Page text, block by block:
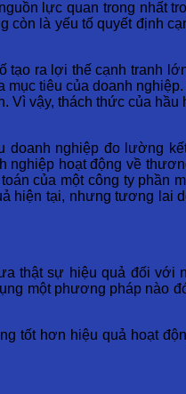
lực quan trong nhất
là yếu tố quyết định
tạo ra lợi thế cạnh tranh
tiêu của doanh
vậy, thách thức của
nghiệp đo lường
hoạt động về
của một công ty phần
tại, nhưng tương lai
thật sự hiệu quả đối với
một phương pháp nào
tốt hơn hiệu quả hoạt